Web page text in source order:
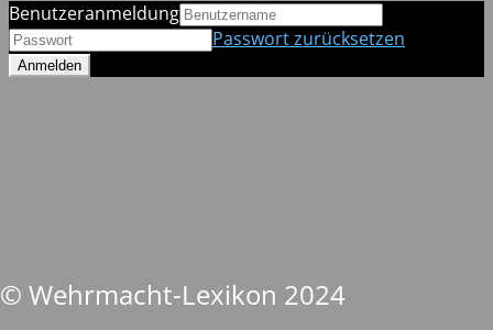
© Wehrmacht-Lexikon 2024
Benutzeranmeldung
Passwort zurücksetzen